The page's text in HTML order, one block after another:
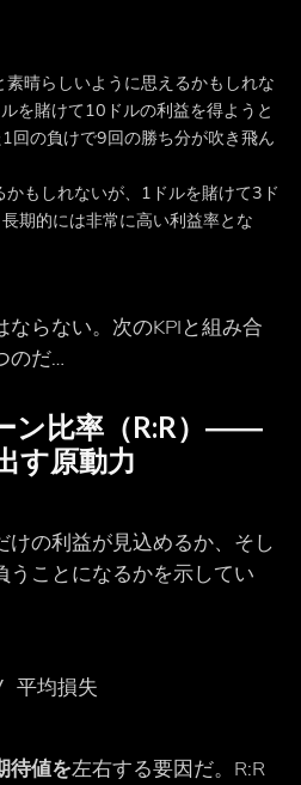
素晴らしいように思えるかもしれな
賭けて10ドルの利益を得ようと
回の負けで9回の勝ち分が吹き飛ん
かもしれないが、1ドルを賭けて3ド
期的には非常に高い利益率とな
らない。次のKPIと組み合
のだ…
比率（R:R） ――
す原動力
けの利益が見込めるか、そし
うことになるかを示してい
平均損失
待値を左右する要因だ。R:R